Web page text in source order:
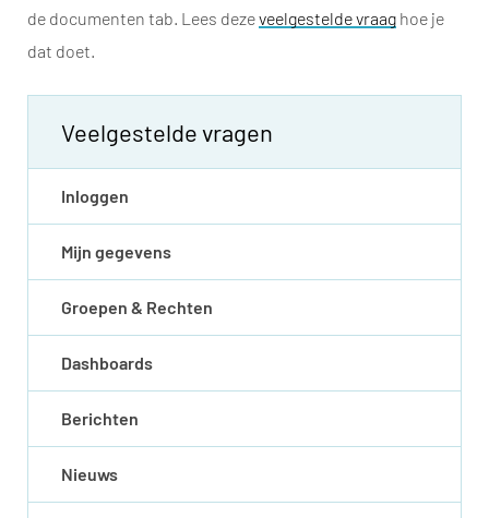
de documenten tab. Lees dezeveelgestelde vraag hoe je
dat doet.
Veelgestelde vragen
Inloggen
Mijn gegevens
Groepen & Rechten
Dashboards
Berichten
Nieuws